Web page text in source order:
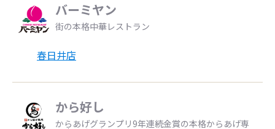
バーミヤン
街の本格中華レストラン
春日井店
から好し
からあげグランプリ9年連続金賞の本格からあげ専